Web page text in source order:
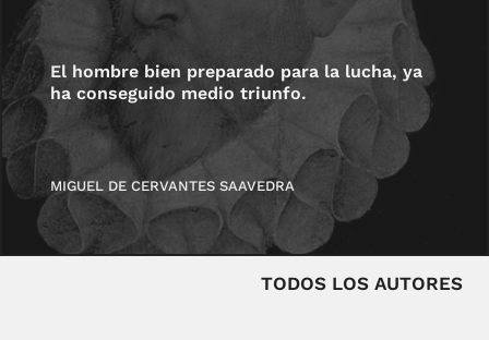
El hombre bien preparado para la lucha, ya
ha conseguido medio triunfo.
MIGUEL DE CERVANTES SAAVEDRA
TODOS LOS AUTORES